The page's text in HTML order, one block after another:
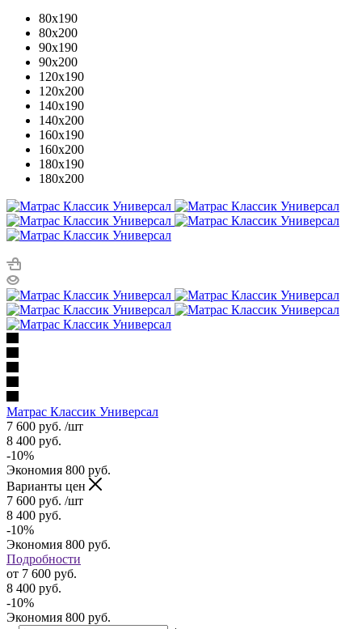
80x190
80x200
90x190
90x200
120x190
120x200
140x190
140x200
160x190
160x200
180x190
180x200
Матрас Классик Универсал
7 600 руб. /шт
8 400 руб.
-10%
Экономия 800 руб.
Варианты цен
7 600 руб. /шт
8 400 руб.
-10%
Экономия 800 руб.
Подробности
от 7 600 руб.
8 400 руб.
-10%
Экономия 800 руб.